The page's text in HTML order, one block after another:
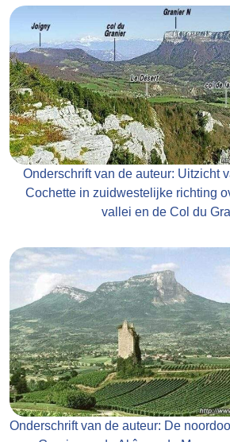
Onderschrift van de auteur: Uitzicht
Cochette in zuidwestelijke richting
vallei en de Col du
Onderschrift van de auteur: De